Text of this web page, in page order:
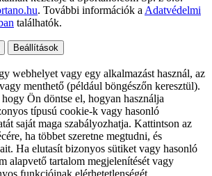
. További információk a Adatvédelmi
találhatók.
Beállítások
webhelyet vagy egy alkalmazást használ, az
menthető (például böngészőn keresztül).
Ön döntse el, hogyan használja
típusú cookie-k vagy hasonló
saját maga szabályozhatja. Kattintson az
ha többet szeretne megtudni, és
Ha elutasít bizonyos sütiket vagy hasonló
alapvető tartalom megjelenítését vagy
funkcióinak elérhetetlenségét